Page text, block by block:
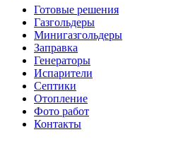
Готовые решения
Газгольдеры
Минигазгольдеры
Заправка
Генераторы
Испарители
Септики
Отопление
Фото работ
Контакты